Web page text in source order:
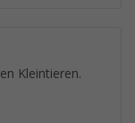
Kleintieren.